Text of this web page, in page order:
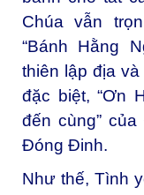
Chúa vẫn
“Bánh Hằng
thiên lập địa
đặc biệt, “Ơn
đến cùng”
Đóng Đinh.
Như thế, Tình